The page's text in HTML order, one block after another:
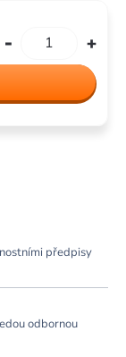
předpisy
odbornou